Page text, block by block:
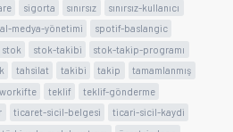
sigorta sınırsız
sınırsız-kullanıcı
medya-yönetimi
spotif-baslangic
stok stok-takibi
stok-takip-programı
tahsilat takibi takip
tamamlanmış
teklif
teklif-gönderme
ticaret-sicil-belgesi
ticari-sicil-kaydi